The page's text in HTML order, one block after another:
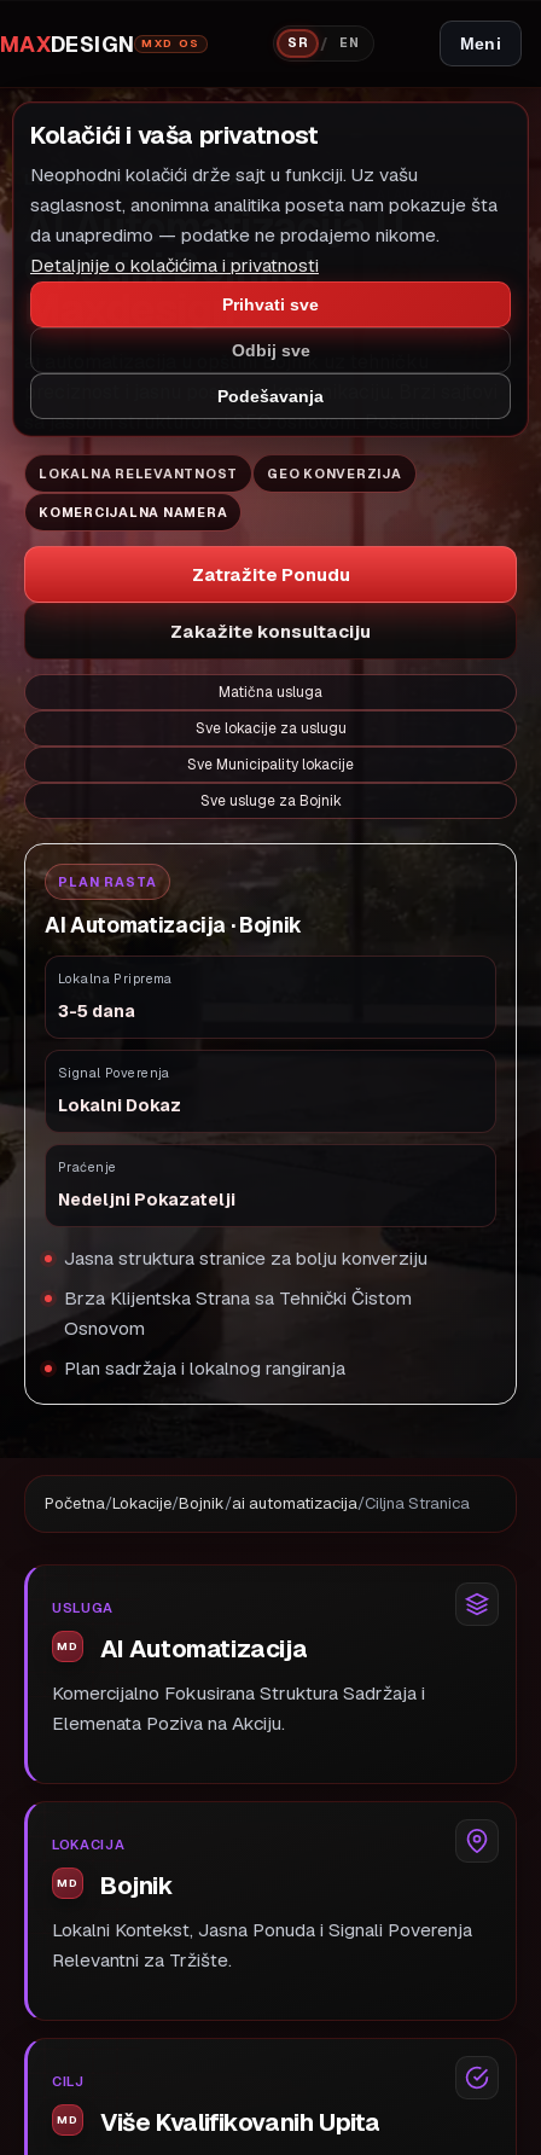
MAXDESIGN MXD OS SR / EN Meni
AI AUTOMATIZACIJA
LOKALNI MODEL RASTA
AI Automatizacija U
Opštini Bojnik |
Maxdesign
ai automatizacija u opštini Bojnik uz tehničku
preciznost i jasnu poslovnu komunikaciju. Brzi sajtovi
sa jasnom strukturom i SEO osnovom. Pošaljite upit i
LOKALNA RELEVANTNOST GEO KONVERZIJA
KOMERCIJALNA NAMERA
Zatražite Ponudu
Zakažite konsultaciju
Matična usluga
Sve lokacije za uslugu
Sve Municipality lokacije
Sve usluge za Bojnik
PLAN RASTA
AI Automatizacija · Bojnik
Lokalna Priprema
3-5 dana
Signal Poverenja
Lokalni Dokaz
Praćenje
Nedeljni Pokazatelji
Jasna struktura stranice za bolju konverziju
Brza Klijentska Strana sa Tehnički Čistom
Osnovom
Plan sadržaja i lokalnog rangiranja
Početna/Lokacije/Bojnik/ai automatizacija/Ciljna Stranica
USLUGA
AI Automatizacija
Komercijalno Fokusirana Struktura Sadržaja i
Elemenata Poziva na Akciju.
LOKACIJA
Bojnik
Lokalni Kontekst, Jasna Ponuda i Signali Poverenja
Relevantni za Tržište.
CILJ
Više Kvalifikovanih Upita
Kolačići i vaša privatnost
Neophodni kolačići drže sajt u funkciji. Uz vašu
saglasnost, anonimna analitika poseta nam pokazuje šta
da unapredimo — podatke ne prodajemo nikome.
Detaljnije o kolačićima i privatnosti
Prihvati sve
Odbij sve
Podešavanja